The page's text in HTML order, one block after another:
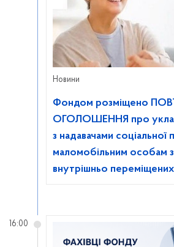
Новини
Фондом розміщено
ОГОЛОШЕННЯ про
з надавачами соціальної
маломобільним особам
внутрішньо переміщених
16:00